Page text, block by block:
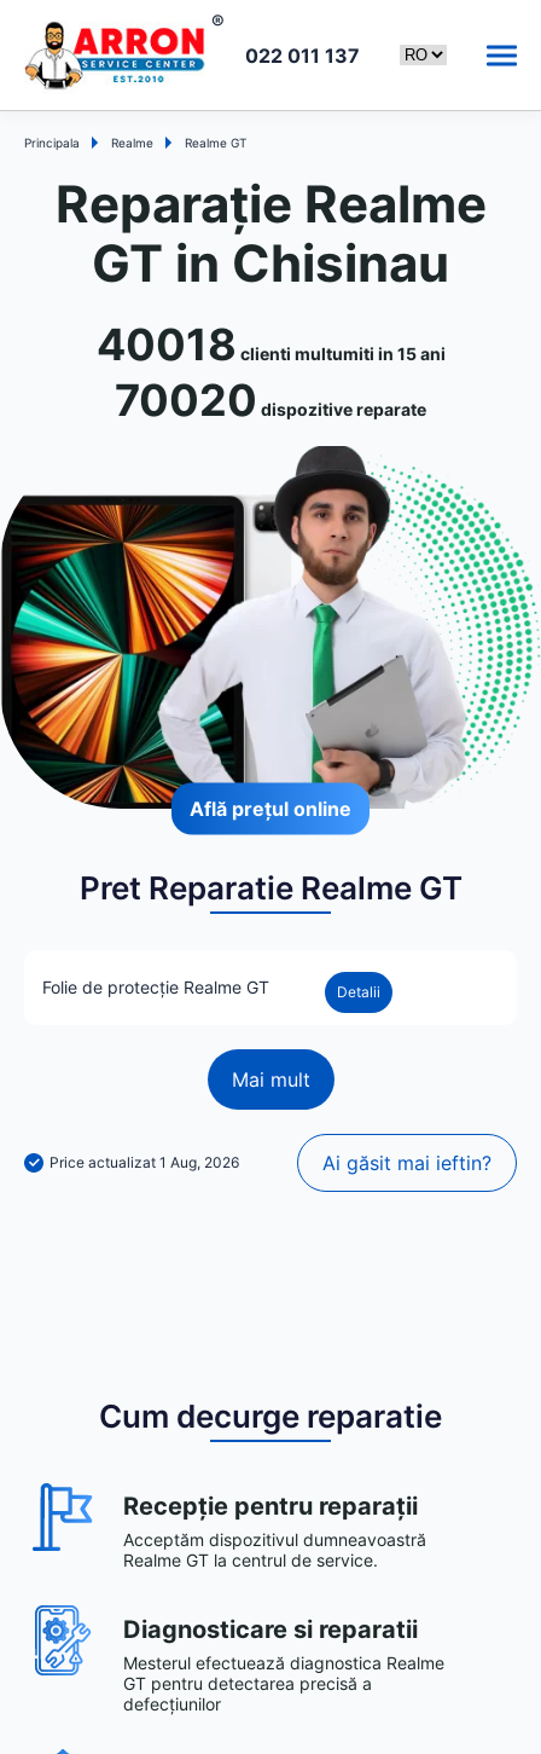
022 011 137
Principala Realme Realme GT
Reparație Realme
GT in Chisinau
40018 clienti multumiti in 15 ani
70020 dispozitive reparate
Află prețul online
Pret Reparatie Realme GT
Folie de protecție Realme GT Detalii
Mai mult
Price actualizat 1 Aug, 2026 Ai găsit mai ieftin?
Cum decurge reparatie
Recepție pentru reparații
Acceptăm dispozitivul dumneavoastră
Realme GT la centrul de service.
Diagnosticare si reparatii
Mesterul efectuează diagnostica Realme
GT pentru detectarea precisă a
defecțiunilor